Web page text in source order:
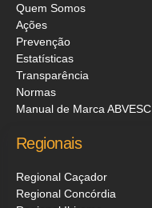
Quem Somos
Ações
Prevenção
Estatísticas
Transparência
Normas
Manual de Marca ABVESC
Regionais
Regional Caçador
Regional Concórdia